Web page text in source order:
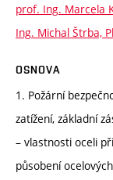
prof. Ing. Marcela
Ing. Michal Štrba,
OSNOVA
1. Požární
zatížení, základní
– vlastnosti oceli
působení